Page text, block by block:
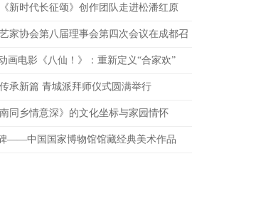
新时代长征颂》创作团队走进松潘红原
家协会第八届理事会第四次会议在成都召
画电影《八仙！》：重新定义“合家欢”
承新篇 青城派拜师仪式圆满举行
同乡情意深》的文化坐标与家园情怀
——中国国家博物馆馆藏经典美术作品